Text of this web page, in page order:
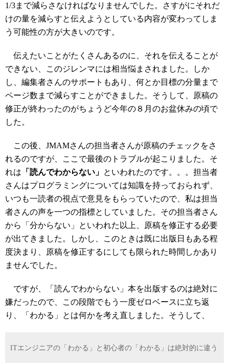
1/3まで減らさなければなりませんでした。さすがにそれだ
けの量を減らすと伝えようとしている内容が変わってしま
う可能性の方が大きいのです。
伝えたいことがたくさんあるのに、それを伝えることが
できない、このジレンマには相当悩まされました。しか
し、編集者さんのサポートもあり、何とか目標の分量まで
ページ数まで減らすことができました。そうして、原稿の
修正が終わったのがちょうど今年の８月のお盆休みの頃で
した。
この後、JMAMさんの担当者さんが原稿のチェックをさ
れるのですが、ここで最後のトラブルが起こりました。そ
れは 「読んでわからない」 といわれたのです。。。担当者
さんはプログラミングについては知識を持っておられず、
いつも一読者の視点で意見をもらっていたので、私は担当
者さんの声を一つの指標としていました。その担当者さん
から「分からない」といわれた以上、原稿を修正する必要
が出てきました。しかし、このときは既に出版日もある程
度決まり、原稿を修正するにしても限られた時間しかあり
ませんでした。
ですが、「読んでわからない」本を出版するのは絶対に
嫌だったので、この段階でもう一度ゼロベースに立ち返
り、「わかる」とは何かを考え直しました。そうして、
ITエンジニアの「わかる」と初心者の「わかる」は絶対的に違う